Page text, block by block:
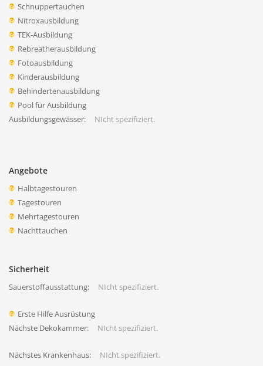
Schnuppertauchen
Nitroxausbildung
TEK-Ausbildung
Rebreatherausbildung
Fotoausbildung
Kinderausbildung
Behindertenausbildung
Pool für Ausbildung
Ausbildungsgewässer:
NIcht spezifiziert.
Angebote
Halbtagestouren
Tagestouren
Mehrtagestouren
Nachttauchen
Sicherheit
Sauerstoffausstattung: NIcht spezifiziert.
Erste Hilfe Ausrüstung
Nächste Dekokammer:
NIcht spezifiziert.
Nächstes Krankenhaus: NIcht spezifiziert.